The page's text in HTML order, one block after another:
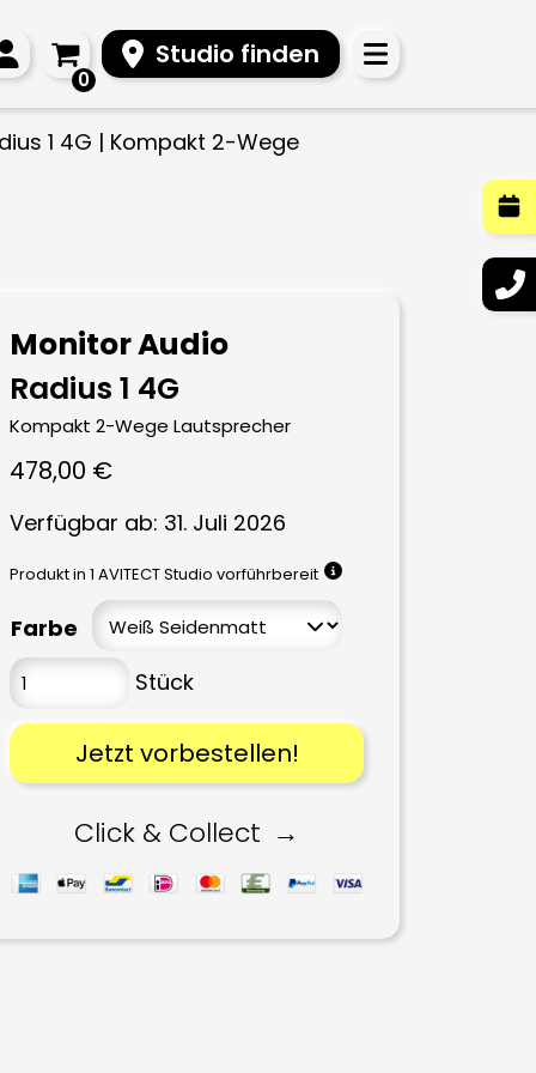
0
Studio finden
1 4G | Kompakt 2-Wege
Monitor Audio
Radius 1 4G
Kompakt 2-Wege Lautsprecher
478,00 €
Verfügbar ab: 31. Juli 2026
Produkt in 1 AVITECT Studio vorführbereit
Farbe
Jetzt vorbestellen!
Click & Collect